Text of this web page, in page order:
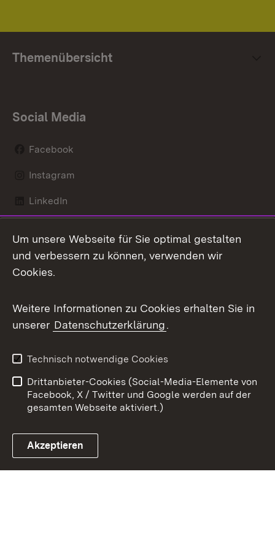
Themenübersicht
Social Media
Facebook
Instagram
LinkedIn
X / Twitter
Youtube
Link zum Landesportal
Kontakt
Datenschutz
Barrierefreiheit
Impressum
Cookies
Um unsere Webseite für Sie optimal gestalten
und verbessern zu können, verwenden wir
Cookies.
Weitere Informationen zu Cookies erhalten Sie in
unserer Datenschutzerklärung.
Technisch notwendige Cookies
Drittanbieter-Cookies (Social-Media-Elemente von
Facebook, X / Twitter und Google werden auf der
gesamten Webseite aktiviert.)
Akzeptieren